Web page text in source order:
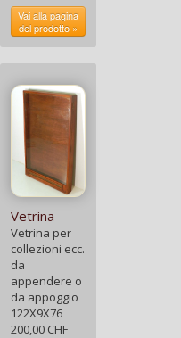
Vai alla pagina
del prodotto »
Vetrina
Vetrina per
collezioni ecc.
da
appendere o
da appoggio
122X9X76
200,00 CHF